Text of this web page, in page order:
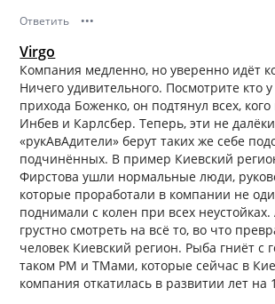
Ответить •••
Virgo
Компания медленно, но уверенно идёт
Ничего удивительного. Посмотрите кто
прихода Боженко, он подтянул всех,
Инбев и Карлсбер. Теперь, эти не
«рукАвАдители» берут таких же себе
подчинённых. В пример Киевский
Фирстова ушли нормальные люди,
которые проработали в компании не
поднимали с колен при всех
грустно смотреть на всё то, во что
человек Киевский регион. Рыба гниёт с
таком РМ и ТМами, которые сейчас в
компания откатилась в развитии лет на